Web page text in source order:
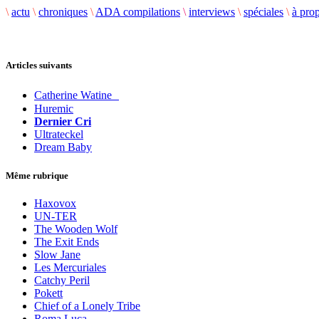
\ actu \ chroniques \ ADA compilations \ interviews \ spéciales \ à
Articles suivants
Catherine Watine
Huremic
Dernier Cri
Ultrateckel
Dream Baby
Même rubrique
Haxovox
UN-TER
The Wooden Wolf
The Exit Ends
Slow Jane
Les Mercuriales
Catchy Peril
Pokett
Chief of a Lonely Tribe